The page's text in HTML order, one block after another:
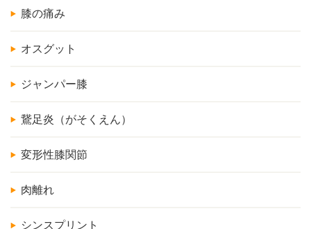
膝の痛み
オスグット
ジャンパー膝
鵞足炎（がそくえん）
変形性膝関節
肉離れ
シンスプリント